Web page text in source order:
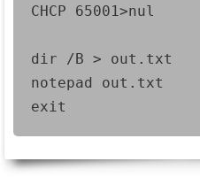
CHCP 65001>nul
dir /B > out.txt
notepad out.txt
exit